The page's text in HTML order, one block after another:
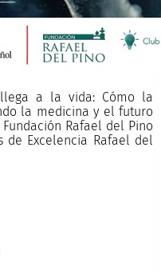
a la vida: Cómo la
la medicina y el futuro
Rafael del Pino
de Excelencia Rafael del